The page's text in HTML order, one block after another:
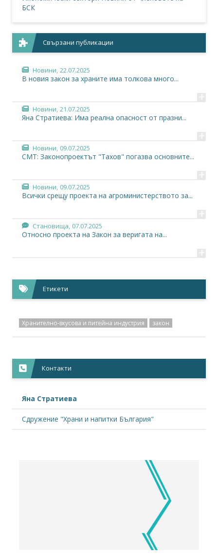
БСК
Свързани публикации
Новини, 22.07.2025
В новия закон за храните има толкова много...
+
Новини, 21.07.2025
Яна Стратиева: Има реална опасност от празни...
+
Новини, 09.07.2025
СМТ: Законопроектът "Тахов" погазва основните...
+
Новини, 09.07.2025
Всички срещу проекта на агроминистерството за...
+
Становища, 07.07.2025
Относно проекта на Закон за веригата на...
+
Етикети
Хранително-вкусова и питейна индустрия закон
Контакти
Яна Стратиева
Сдружение "Храни и напитки България"